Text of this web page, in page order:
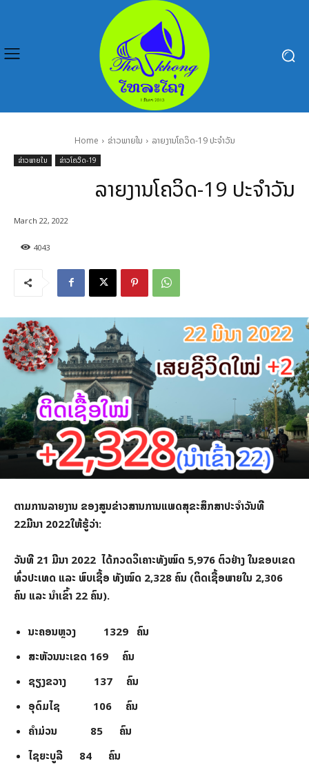
Home ຂ່າວພາຍໃນ ລາຍງານໂຄວິດ-19 ປະຈຳວັນ
ຂ່າວພາຍໃນ ຂ່າວໂຄວິດ-19
ລາຍງານໂຄວິດ-19 ປະຈຳວັນ
4043
March 22, 2022
ຕາມການລາຍງານ ຂອງສູນຂ່າວສານການແພດສຸຂະສຶກສາປະຈຳວັນທີ
22ມີນາ 2022ໃຫ້ຮູ້ວ່າ:
ວັນທີ 21 ມີນາ 2022 ໄດ້ກວດວິເຄາະທັງໝົດ 5,976 ຕົວຢ່າງ ໃນຂອບເຂດ
ທົ່ວປະເທດ ແລະ ພົບເຊື້ອ ທັງໝົດ 2,328 ຄົນ (ຕິດເຊື້ອພາຍໃນ 2,306
ຄົນ ແລະ ນໍາເຂົ້າ 22 ຄົນ).
ນະຄອນຫຼວງ 1329 ຄົນ
ສະຫັວນນະເຂດ 169 ຄົນ
ຊຽງຂວາງ 137 ຄົນ
ອຸດົມໄຊ 106 ຄົນ
ຄໍາມ່ວນ 85 ຄົນ
ໄຊຍະບູລີ 84 ຄົນ